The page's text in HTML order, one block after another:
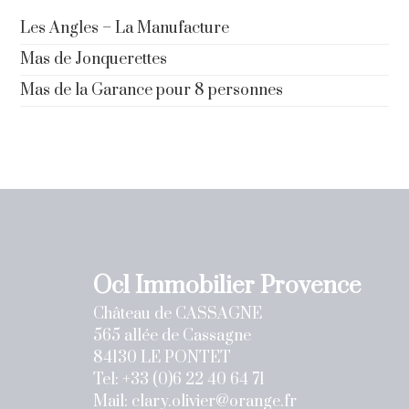
Les Angles – La Manufacture
Mas de Jonquerettes
Mas de la Garance pour 8 personnes
Ocl Immobilier Provence
Château de CASSAGNE
565 allée de Cassagne
84130 LE PONTET
Tel: +33 (0)6 22 40 64 71
Mail: clary.olivier@orange.fr